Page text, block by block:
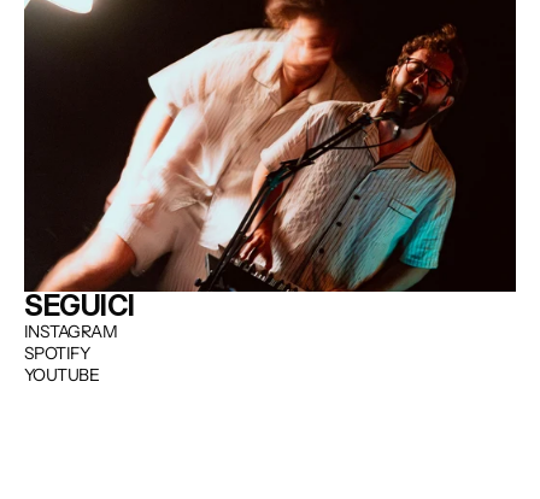
SEGUICI
INSTAGRAM
SPOTIFY
YOUTUBE